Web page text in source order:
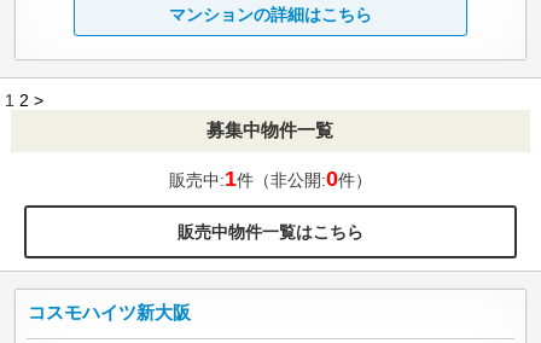
マンションの詳細はこちら
1 2 >
募集中物件一覧
販売中:1件（非公開:0件）
販売中物件一覧はこちら
コスモハイツ新大阪